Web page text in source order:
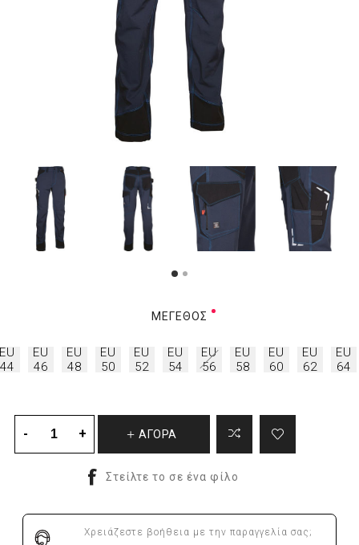
ΜΈΓΕΘΟΣ
EU
44
EU
46
EU
48
EU
50
EU
52
EU
54
EU
56
EU
58
EU
60
EU
62
EU
64
ΑΓΟΡΑ
Χρειάζεστε βοήθεια με την παραγγελία σας;